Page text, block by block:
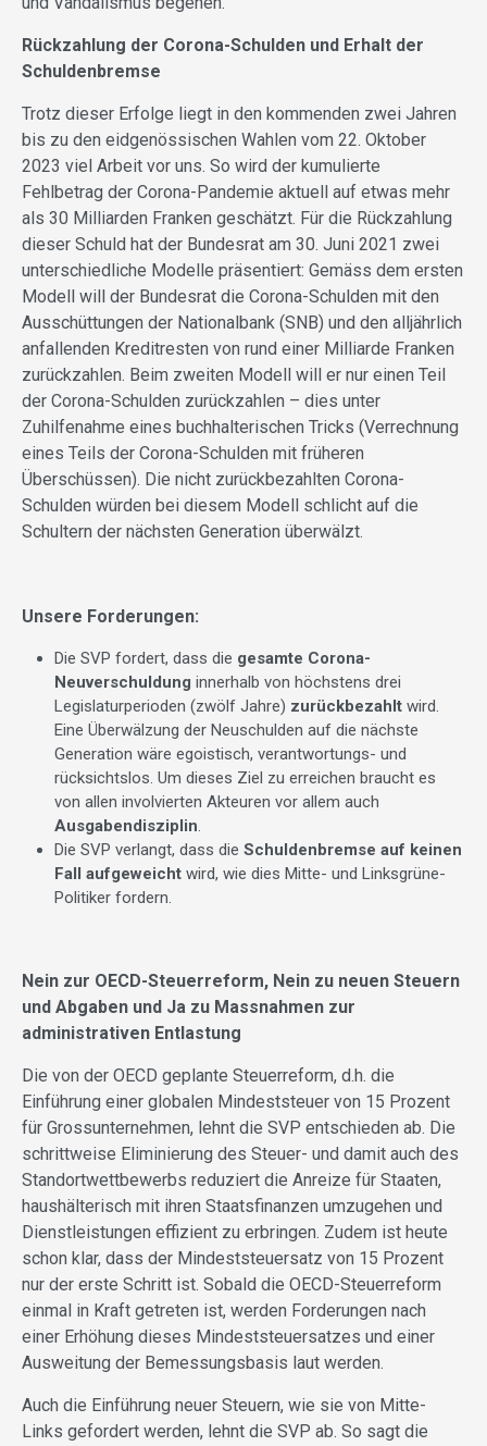
Rückzahlung der Corona-Schulden und Erhalt der
Schuldenbremse
Trotz dieser Erfolge liegt in den kommenden zwei Jahren
bis zu den eidgenössischen Wahlen vom 22. Oktober
2023 viel Arbeit vor uns. So wird der kumulierte
Fehlbetrag der Corona-Pandemie aktuell auf etwas mehr
als 30 Milliarden Franken geschätzt. Für die Rückzahlung
dieser Schuld hat der Bundesrat am 30. Juni 2021 zwei
unterschiedliche Modelle präsentiert: Gemäss dem ersten
Modell will der Bundesrat die Corona-Schulden mit den
Ausschüttungen der Nationalbank (SNB) und den alljährlich
anfallenden Kreditresten von rund einer Milliarde Franken
zurückzahlen. Beim zweiten Modell will er nur einen Teil
der Corona-Schulden zurückzahlen – dies unter
Zuhilfenahme eines buchhalterischen Tricks (Verrechnung
eines Teils der Corona-Schulden mit früheren
Überschüssen). Die nicht zurückbezahlten Corona-
Schulden würden bei diesem Modell schlicht auf die
Schultern der nächsten Generation überwälzt.
Unsere Forderungen:
Die SVP fordert, dass die gesamte Corona-
Neuverschuldung innerhalb von höchstens drei
Legislaturperioden (zwölf Jahre) zurückbezahlt wird.
Eine Überwälzung der Neuschulden auf die nächste
Generation wäre egoistisch, verantwortungs- und
rücksichtslos. Um dieses Ziel zu erreichen braucht es
von allen involvierten Akteuren vor allem auch
Ausgabendisziplin.
Die SVP verlangt, dass die Schuldenbremse auf keinen
Fall aufgeweicht wird, wie dies Mitte- und Linksgrüne-
Politiker fordern.
Nein zur OECD-Steuerreform, Nein zu neuen Steuern
und Abgaben und Ja zu Massnahmen zur
administrativen Entlastung
Die von der OECD geplante Steuerreform, d.h. die
Einführung einer globalen Mindeststeuer von 15 Prozent
für Grossunternehmen, lehnt die SVP entschieden ab. Die
schrittweise Eliminierung des Steuer- und damit auch des
Standortwettbewerbs reduziert die Anreize für Staaten,
haushälterisch mit ihren Staatsfinanzen umzugehen und
Dienstleistungen effizient zu erbringen. Zudem ist heute
schon klar, dass der Mindeststeuersatz von 15 Prozent
nur der erste Schritt ist. Sobald die OECD-Steuerreform
einmal in Kraft getreten ist, werden Forderungen nach
einer Erhöhung dieses Mindeststeuersatzes und einer
Ausweitung der Bemessungsbasis laut werden.
Auch die Einführung neuer Steuern, wie sie von Mitte-
Links gefordert werden, lehnt die SVP ab. So sagt die